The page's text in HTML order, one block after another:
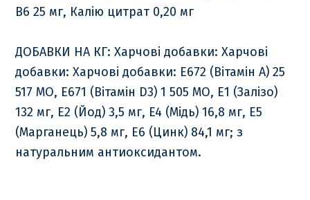
В6 25 мг, Калію цитрат 0,20 мг
ДОБАВКИ НА КГ: Харчові добавки: Харчові
добавки: Харчові добавки: E672 (Вітамін A) 25
517 МО, E671 (Вітамін D3) 1 505 МО, E1 (Залізо)
132 мг, E2 (Йод) 3,5 мг, E4 (Мідь) 16,8 мг, E5
(Марганець) 5,8 мг, E6 (Цинк) 84,1 мг; з
натуральним антиоксидантом.